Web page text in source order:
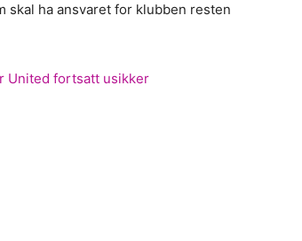
skal ha ansvaret for klubben resten
United fortsatt usikker